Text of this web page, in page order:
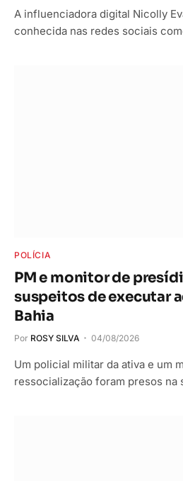
A influenciadora digital Nicolly
conhecida nas redes sociais
POLÍCIA
PM e monitor de
suspeitos de executar
Bahia
Por ROSY SILVA 04/08/2026
Um policial militar da ativa e um
ressocialização foram presos